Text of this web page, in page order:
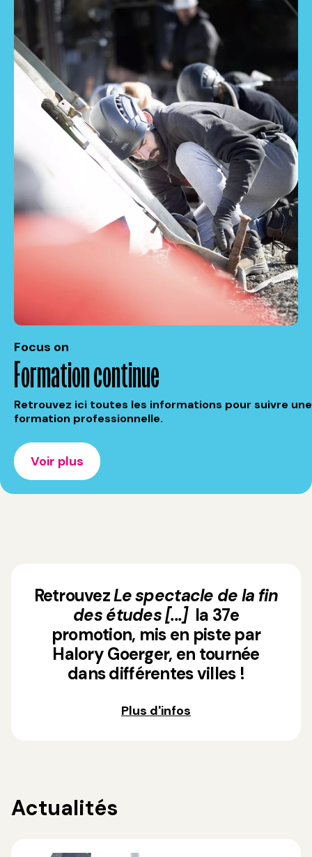
Focus on
Formation continue
Retrouvez ici toutes les informations pour suivre une
formation professionnelle.
Voir plus
RetrouvezLe spectacle de la fin
des études [...]la 37e
promotion, mis en piste par
Halory Goerger, en tournée
dans différentes villes !
Plus d'infos
Actualités